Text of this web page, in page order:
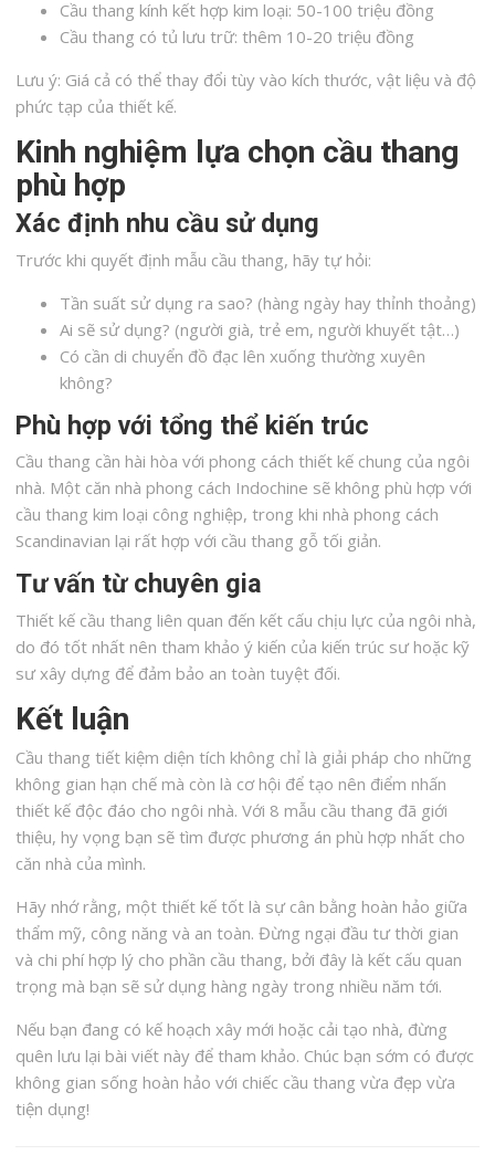
Cầu thang kính kết hợp kim loại: 50-100 triệu đồng
Cầu thang có tủ lưu trữ: thêm 10-20 triệu đồng
Lưu ý: Giá cả có thể thay đổi tùy vào kích thước, vật liệu và độ
phức tạp của thiết kế.
Kinh nghiệm lựa chọn cầu thang
phù hợp
Xác định nhu cầu sử dụng
Trước khi quyết định mẫu cầu thang, hãy tự hỏi:
Tần suất sử dụng ra sao? (hàng ngày hay thỉnh thoảng)
Ai sẽ sử dụng? (người già, trẻ em, người khuyết tật…)
Có cần di chuyển đồ đạc lên xuống thường xuyên
không?
Phù hợp với tổng thể kiến trúc
Cầu thang cần hài hòa với phong cách thiết kế chung của ngôi
nhà. Một căn nhà phong cách Indochine sẽ không phù hợp với
cầu thang kim loại công nghiệp, trong khi nhà phong cách
Scandinavian lại rất hợp với cầu thang gỗ tối giản.
Tư vấn từ chuyên gia
Thiết kế cầu thang liên quan đến kết cấu chịu lực của ngôi nhà,
do đó tốt nhất nên tham khảo ý kiến của kiến trúc sư hoặc kỹ
sư xây dựng để đảm bảo an toàn tuyệt đối.
Kết luận
Cầu thang tiết kiệm diện tích không chỉ là giải pháp cho những
không gian hạn chế mà còn là cơ hội để tạo nên điểm nhấn
thiết kế độc đáo cho ngôi nhà. Với 8 mẫu cầu thang đã giới
thiệu, hy vọng bạn sẽ tìm được phương án phù hợp nhất cho
căn nhà của mình.
Hãy nhớ rằng, một thiết kế tốt là sự cân bằng hoàn hảo giữa
thẩm mỹ, công năng và an toàn. Đừng ngại đầu tư thời gian
và chi phí hợp lý cho phần cầu thang, bởi đây là kết cấu quan
trọng mà bạn sẽ sử dụng hàng ngày trong nhiều năm tới.
Nếu bạn đang có kế hoạch xây mới hoặc cải tạo nhà, đừng
quên lưu lại bài viết này để tham khảo. Chúc bạn sớm có được
không gian sống hoàn hảo với chiếc cầu thang vừa đẹp vừa
tiện dụng!